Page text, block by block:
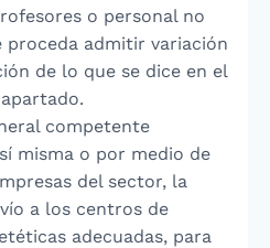
o personal no
proceda admitir variación
de lo que se dice en el
competente
misma o por medio de
del sector, la
a los centros de
adecuadas, para